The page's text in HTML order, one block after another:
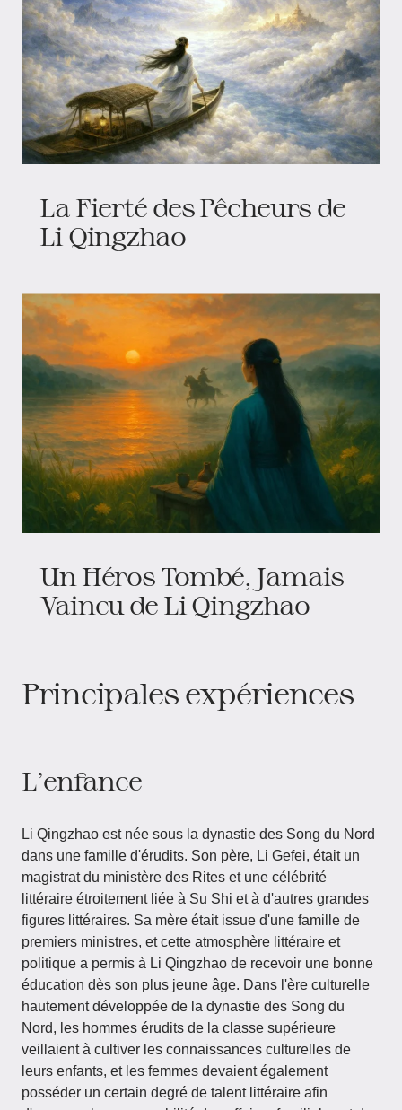
La Fierté des Pêcheurs de
Li Qingzhao
Un Héros Tombé, Jamais
Vaincu de Li Qingzhao
Principales expériences
L'enfance
Li Qingzhao est née sous la dynastie des Song du Nord
dans une famille d'érudits. Son père, Li Gefei, était un
magistrat du ministère des Rites et une célébrité
littéraire étroitement liée à Su Shi et à d'autres grandes
figures littéraires. Sa mère était issue d'une famille de
premiers ministres, et cette atmosphère littéraire et
politique a permis à Li Qingzhao de recevoir une bonne
éducation dès son plus jeune âge. Dans l'ère culturelle
hautement développée de la dynastie des Song du
Nord, les hommes érudits de la classe supérieure
veillaient à cultiver les connaissances culturelles de
leurs enfants, et les femmes devaient également
posséder un certain degré de talent littéraire afin